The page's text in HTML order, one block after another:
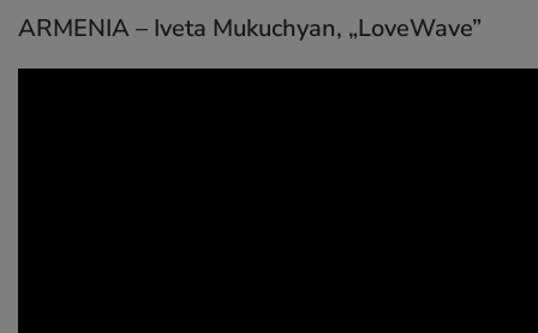
ARMENIA – Iveta Mukuchyan, „LoveWave”